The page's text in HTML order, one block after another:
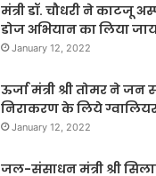
मंत्री डॉ. चौधरी ने काटजू
डोज अभियान का लिया
January 12, 2022
ऊर्जा मंत्री श्री तोमर ने
निराकरण के लिये
January 12, 2022
जल-संसाधन मंत्री श्री